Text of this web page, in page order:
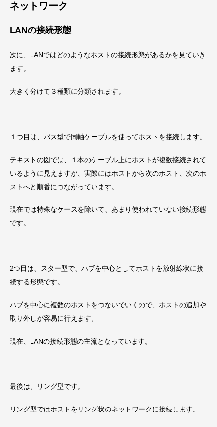
ネットワーク
LANの接続形態
次に、LANではどのようなホストの接続形態があるかを見ていき
ます。
大きく分けて３種類に分類されます。
１つ目は、バス型で同軸ケーブルを使ってホストを接続します。
テキストの図では、１本のケーブル上にホストが複数接続されて
いるように見えますが、実際にはホストから次のホスト、次のホ
ストへと順番につながっています。
現在では特殊なケースを除いて、あまり使われていない接続形態
です。
2つ目は、スター型で、ハブを中心としてホストを放射線状に接
続する形態です。
ハブを中心に複数のホストをつないでいくので、ホストの追加や
取り外しが容易に行えます。
現在、LANの接続形態の主流となっています。
最後は、リング型です。
リング型ではホストをリング状のネットワークに接続します。